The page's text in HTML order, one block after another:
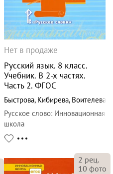
Нет в продаже
Русский язык. 8 класс.
Учебник. В 2-х частях.
Часть 2. ФГОС
Быстрова, Кибирева, Воителева
Русское слово: Инновационная
школа
2 рец.
10 фото